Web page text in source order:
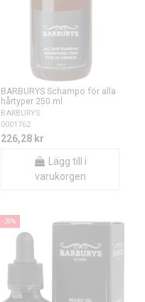
BARBURYS Schampo för alla
hårtyper 250 ml
BARBURYS
0001762
226,28 kr
Lägg till i
varukorgen
−20%